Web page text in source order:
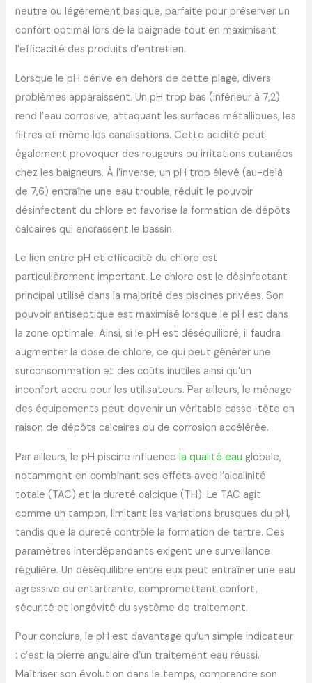
neutre ou légèrement basique, parfaite pour préserver un
confort optimal lors de la baignade tout en maximisant
l’efficacité des produits d’entretien.
Lorsque le pH dérive en dehors de cette plage, divers
problèmes apparaissent. Un pH trop bas (inférieur à 7,2)
rend l’eau corrosive, attaquant les surfaces métalliques, les
filtres et même les canalisations. Cette acidité peut
également provoquer des rougeurs ou irritations cutanées
chez les baigneurs. À l’inverse, un pH trop élevé (au-delà
de 7,6) entraîne une eau trouble, réduit le pouvoir
désinfectant du chlore et favorise la formation de dépôts
calcaires qui encrassent le bassin.
Le lien entre pH et efficacité du chlore est
particulièrement important. Le chlore est le désinfectant
principal utilisé dans la majorité des piscines privées. Son
pouvoir antiseptique est maximisé lorsque le pH est dans
la zone optimale. Ainsi, si le pH est déséquilibré, il faudra
augmenter la dose de chlore, ce qui peut générer une
surconsommation et des coûts inutiles ainsi qu’un
inconfort accru pour les utilisateurs. Par ailleurs, le ménage
des équipements peut devenir un véritable casse-tête en
raison de dépôts calcaires ou de corrosion accélérée.
Par ailleurs, le pH piscine influencela qualité eau globale,
notamment en combinant ses effets avec l’alcalinité
totale (TAC) et la dureté calcique (TH). Le TAC agit
comme un tampon, limitant les variations brusques du pH,
tandis que la dureté contrôle la formation de tartre. Ces
paramètres interdépendants exigent une surveillance
régulière. Un déséquilibre entre eux peut entraîner une eau
agressive ou entartrante, compromettant confort,
sécurité et longévité du système de traitement.
Pour conclure, le pH est davantage qu’un simple indicateur
: c’est la pierre angulaire d’un traitement eau réussi.
Maîtriser son évolution dans le temps, comprendre son